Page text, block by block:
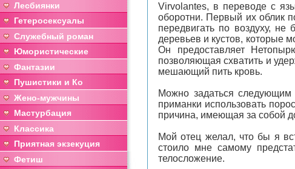
Лесбиянки
Гетеросексуалы
Служебный роман
Юмористические
Фантазии
Пушистики и Ко
Жено-мужчины
Мастурбация
Классика
Приятная экзекуция
Фетиш
Virvolantes, в переводе с
оборотни. Первый их облик
передвигать по воздуху,
деревьев и кустов, которые
Он предоставляет
позволяющая схватить и
мешающий пить кровь.
Можно задаться следующим
приманки использовать
причина, имеющая за собой
Мой отец желал, что бы я
стоило мне самому
телосложение.